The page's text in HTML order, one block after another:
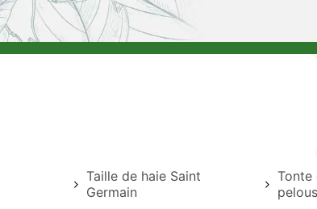
Taille de haie Saint
Germain
Tonte